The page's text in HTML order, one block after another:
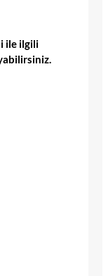
ile ilgili